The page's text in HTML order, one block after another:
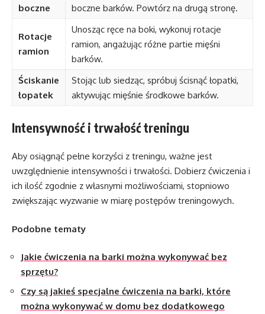
boczne
boczne barków. Powtórz na drugą stronę.
Rotacje
ramion
Unosząc ręce na boki, wykonuj rotacje
ramion, angażując różne partie mięśni
barków.
Ściskanie
łopatek
Stojąc lub siedząc, spróbuj ścisnąć łopatki,
aktywując mięśnie środkowe barków.
Intensywność i trwałość treningu
Aby osiągnąć pełne korzyści z treningu, ważne jest
uwzględnienie intensywności i trwałości. Dobierz ćwiczenia i
ich ilość zgodnie z własnymi możliwościami, stopniowo
zwiększając wyzwanie w miarę postępów treningowych.
Podobne tematy
Jakie ćwiczenia na barki można wykonywać bez
sprzętu?
Czy są jakieś specjalne ćwiczenia na barki, które
można wykonywać w domu bez dodatkowego